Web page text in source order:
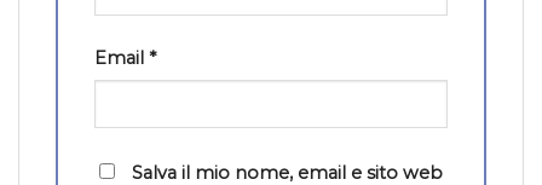
Email *
Salva il mio nome, email e sito web